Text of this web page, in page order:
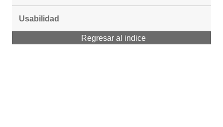
Usabilidad
Regresar al indice